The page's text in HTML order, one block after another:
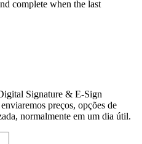
complete when the last
Signature & E-Sign
preços, opções de
normalmente em um dia útil.